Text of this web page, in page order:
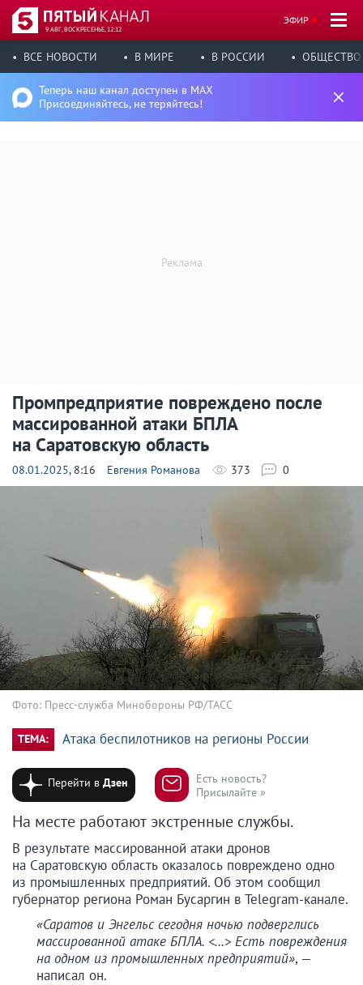
9 АВГ, ВОСКРЕСЕНЬЕ, 12:12
ЭФИР
ВСЕ НОВОСТИ В МИРЕ В РОССИИ ОБЩЕСТВО
Теперь наш канал доступен в MAX
Присоединяйтесь, не теряйтесь!
Промпредприятие повреждено после
массированной атаки БПЛА
на Саратовскую область
08.01.2025, 8:16 Евгения Романова 373 0
Фото: Пресс-служба Минобороны РФ/ТАСС
ТЕМА: Атака беспилотников на регионы России
Перейти вДзен
Есть новость?
Присылайте »
На месте работают экстренные службы.
В результате массированной атаки дронов
на Саратовскую область оказалось повреждено одно
из промышленных предприятий. Об этом сообщил
губернатор региона Роман Бусаргин в Telegram-канале.
«Саратов и Энгельс сегодня ночью подверглись
массированной атаке БПЛА. <…> Есть повреждения
на одном из промышленных предприятий», —
написал он.